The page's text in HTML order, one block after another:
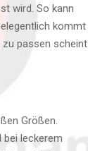
wird. So kann
kommt
passen scheint
Größen.
leckerem